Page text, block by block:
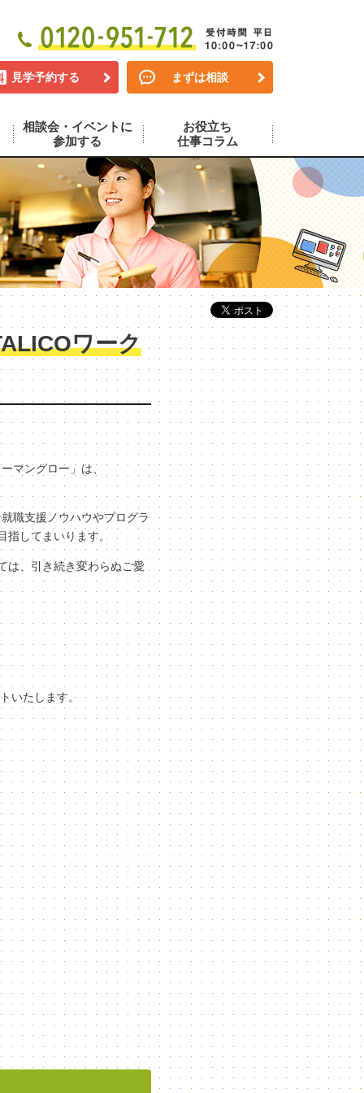
見学予約する まずは相談
相談会・イベントに
参加する
お役立ち
仕事コラム
ワーク
マングロー」は、
職支援ノウハウやプログラ
指してまいります。
は、引き続き変わらぬご愛
いたします。